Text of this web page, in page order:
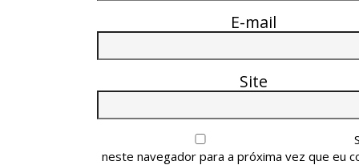
E-mail
Site
neste navegador para a próxima vez que eu